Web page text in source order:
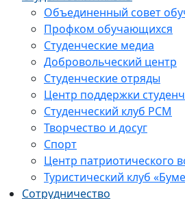
Объединенный совет
Профком обучающихся
Студенческие медиа
Добровольческий центр
Студенческие отряды
Центр поддержки
Студенческий клуб РСМ
Творчество и досуг
Спорт
Центр патриотического
Туристический клуб
Сотрудничество